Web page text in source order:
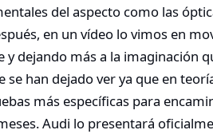
del aspecto como las
en un vídeo lo vimos en
dejando más a la imaginación
han dejado ver ya que en
más específicas para
Audi lo presentará